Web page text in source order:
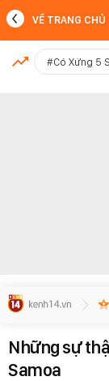
MỚI NHẤT
VỀ TRANG CHỦ
#Có Xứng 5
Những sự
Samoa